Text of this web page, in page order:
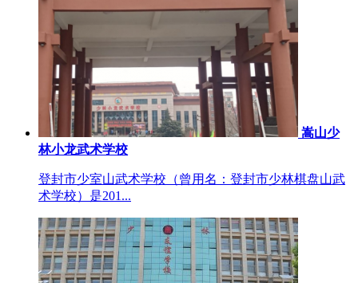
嵩山少
林小龙武术学校
登封市少室山武术学校（曾用名：登封市少林棋盘山武
术学校）是201...